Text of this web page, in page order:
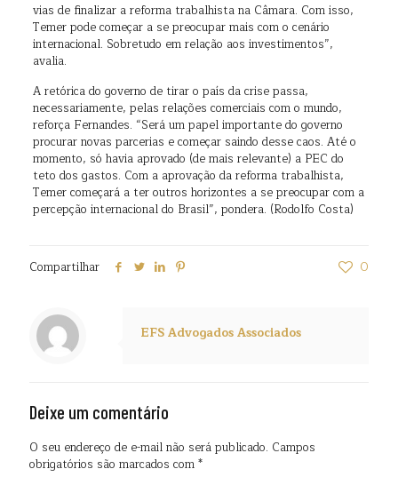
vias de finalizar a reforma trabalhista na Câmara. Com isso,
Temer pode começar a se preocupar mais com o cenário
internacional. Sobretudo em relação aos investimentos”,
avalia.
A retórica do governo de tirar o país da crise passa,
necessariamente, pelas relações comerciais com o mundo,
reforça Fernandes. “Será um papel importante do governo
procurar novas parcerias e começar saindo desse caos. Até o
momento, só havia aprovado (de mais relevante) a PEC do
teto dos gastos. Com a aprovação da reforma trabalhista,
Temer começará a ter outros horizontes a se preocupar com a
percepção internacional do Brasil”, pondera. (Rodolfo Costa)
Compartilhar 0
EFS Advogados Associados
Deixe um comentário
O seu endereço de e-mail não será publicado. Campos
obrigatórios são marcados com*